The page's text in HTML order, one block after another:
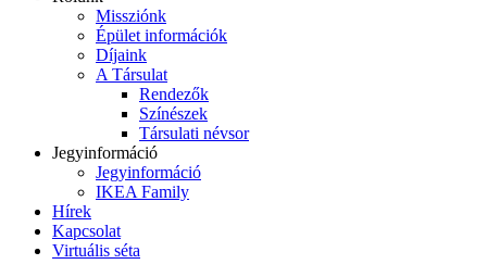
Missziónk
Épület információk
Díjaink
A Társulat
Rendezők
Színészek
Társulati névsor
Jegyinformáció
Jegyinformáció
IKEA Family
Hírek
Kapcsolat
Virtuális séta